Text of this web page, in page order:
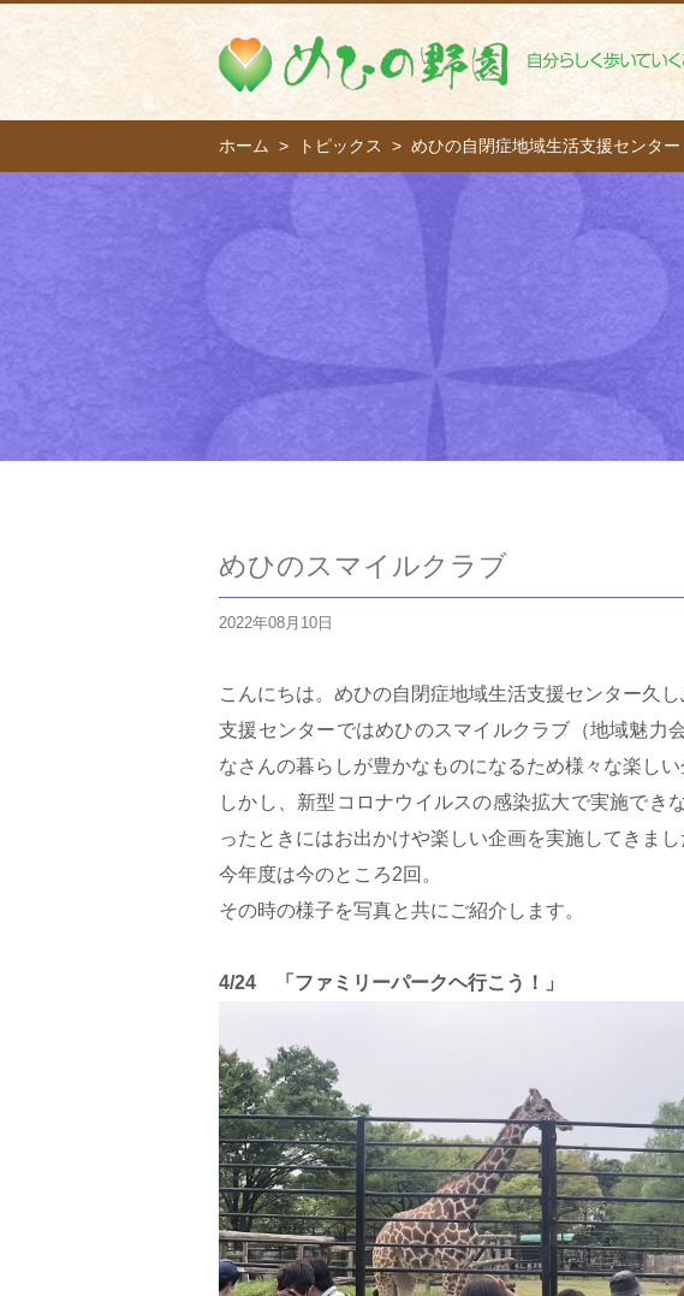
ホーム トピックス めひの自閉症地域生活支援センター
めひのスマイルクラブ
2022年08月10日
こんにちは。めひの自閉症地域生活支援センター久し
支援センターではめひのスマイルクラブ（地域魅力
なさんの暮らしが豊かなものになるため様々な楽しい
しかし、新型コロナウイルスの感染拡大で実施でき
ったときにはお出かけや楽しい企画を実施してきまし
今年度は今のところ2回。
その時の様子を写真と共にご紹介します。
4/24 「ファミリーパークヘ行こう！」